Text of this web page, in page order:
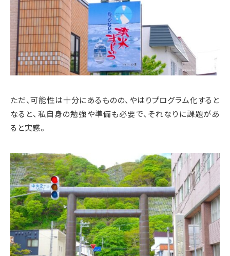
ただ、可能性は十分にあるものの、やはりプログラム化すると
なると、私自身の勉強や準備も必要で、それなりに課題があ
ると実感。